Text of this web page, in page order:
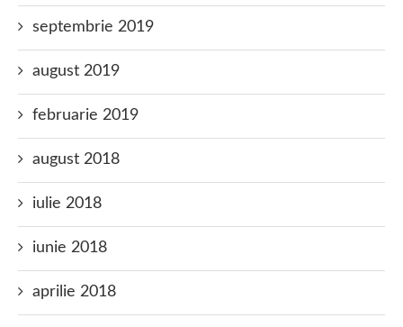
septembrie 2019
august 2019
februarie 2019
august 2018
iulie 2018
iunie 2018
aprilie 2018